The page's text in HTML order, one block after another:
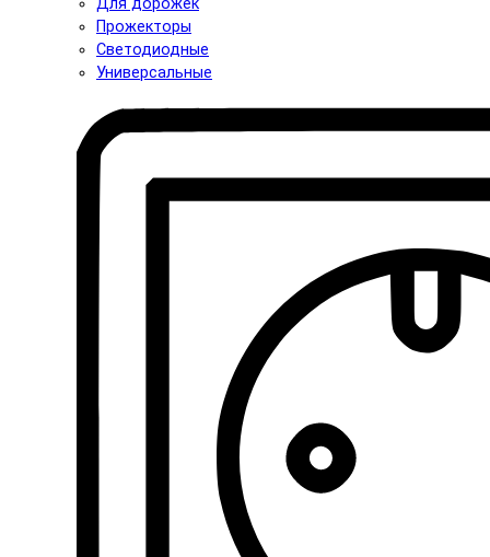
Прожекторы
Светодиодные
Универсальные